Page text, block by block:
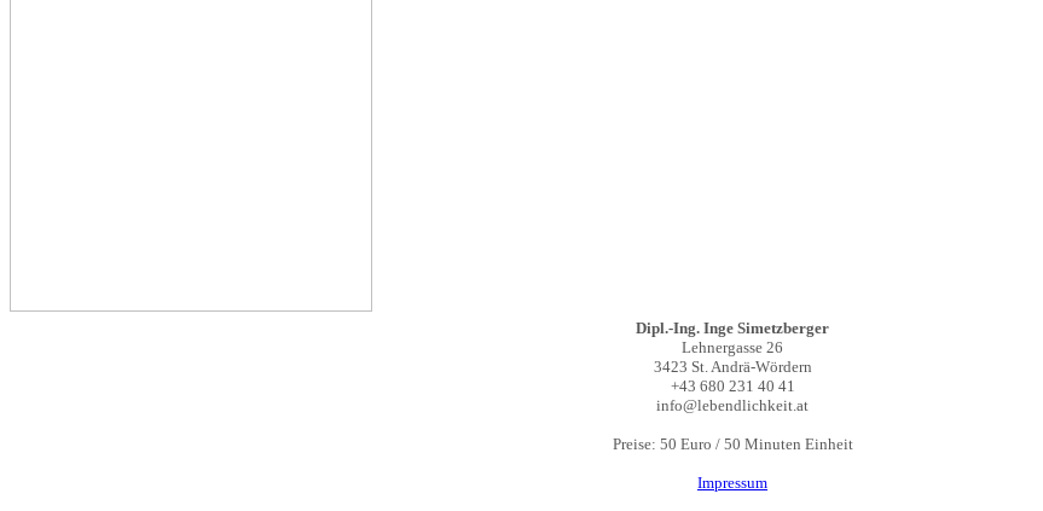
Dipl.-Ing. Inge Simetzberger
Lehnergasse 26
3423 St. Andrä-Wördern
+43 680 231 40 41
info@lebendlichkeit.at
Preise: 50 Euro / 50 Minuten Einheit
Impressum